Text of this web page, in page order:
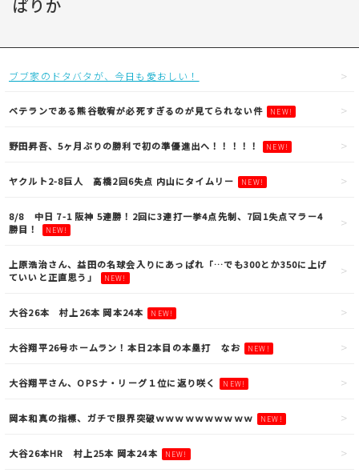
ぱりか
ブブ家のドタバタが、今日も愛おしい！
ベテランである熊谷敬宥が必死すぎるのが見てられない件 NEW!
野田昇吾、5ヶ月ぶりの勝利で初の準優進出へ！！！！！ NEW!
ヤクルト2-8巨人 高橋2回6失点 内山にタイムリー NEW!
8/8 中日 7-1 阪神 5連勝！2回に3連打一挙4点先制、7回1失点マラー4
勝目！
NEW!
上原浩治さん、益田の名球会入りにあっぱれ「…でも300とか350に上げ
ていいと正直思う」
NEW!
大谷26本 村上26本 岡本24本 NEW!
大谷翔平26号ホームラン！本日2本目の本塁打 なお NEW!
大谷翔平さん、OPSナ・リーグ１位に返り咲く NEW!
岡本和真の指標、ガチで限界突破ｗｗｗｗｗｗｗｗｗｗ NEW!
大谷26本HR 村上25本 岡本24本 NEW!